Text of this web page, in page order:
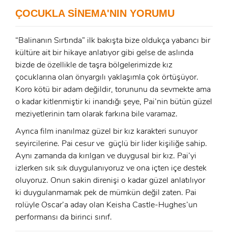
Şifre:
Beni Hatırla Şifremi Unuttum ?
GIRIŞ
ÜYE OL
GIRIŞ
ÇOCUKLA SİNEMA'NIN YORUMU
“Balinanın Sırtında” ilk bakışta bize oldukça yabancı bir
kültüre ait bir hikaye anlatıyor gibi gelse de aslında
bizde de özellikle de taşra bölgelerimizde kız
çocuklarına olan önyargılı yaklaşımla çok örtüşüyor.
Koro kötü bir adam değildir, torununu da sevmekte ama
o kadar kitlenmiştir ki inandığı şeye, Pai’nin bütün güzel
meziyetlerinin tam olarak farkına bile varamaz.
Ayrıca film inanılmaz güzel bir kız karakteri sunuyor
seyircilerine. Pai cesur ve güçlü bir lider kişiliğe sahip.
Aynı zamanda da kırılgan ve duygusal bir kız. Pai’yi
izlerken sık sık duygulanıyoruz ve ona içten içe destek
oluyoruz. Onun sakin direnişi o kadar güzel anlatılıyor
ki duygulanmamak pek de mümkün değil zaten. Pai
rolüyle Oscar’a aday olan Keisha Castle-Hughes’un
performansı da birinci sınıf.